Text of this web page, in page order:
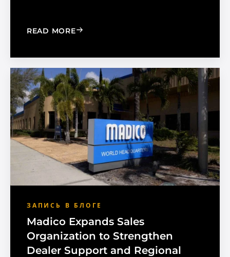
READ MORE: CHOOSE THE RIGHT BLACK PEARL
ЗАПИСЬ В БЛОГЕ
Madico Expands Sales
Organization to Strengthen
Dealer Support and Regional